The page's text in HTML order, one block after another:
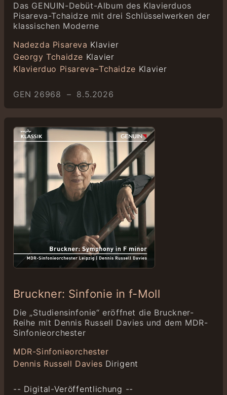
Das GENUIN-Debüt-Album des Klavierduos
Pisareva-Tchaidze mit drei Schlüsselwerken der
klassischen Moderne
Nadezda Pisareva Klavier
Georgy Tchaidze Klavier
Klavierduo Pisareva–Tchaidze Klavier
GEN 26968 – 8.5.2026
Bruckner: Sinfonie in f-Moll
Die „Studiensinfonie“ eröffnet die Bruckner-
Reihe mit Dennis Russell Davies und dem MDR-
Sinfonieorchester
MDR-Sinfonieorchester
Dennis Russell Davies Dirigent
-- Digital-Veröffentlichung --